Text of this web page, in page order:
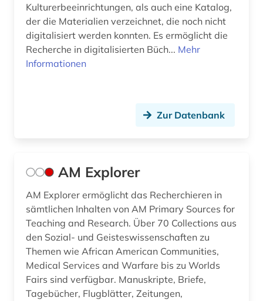
geografie (4)
geographie (2)
germanistik (2)
geschichte (77)
geschichte 1000-2000 (1)
geschichte 1025-1150 (1)
Kulturerbeeinrichtungen, als auch eine Katalog,
der die Materialien verzeichnet, die noch nicht
digitalisiert werden konnten. Es ermöglicht die
Recherche in digitalisierten Büch... Mehr
Informationen
Zur Datenbank
AM Explorer
AM Explorer ermöglicht das Recherchieren in
sämtlichen Inhalten von AM Primary Sources for
Teaching and Research. Über 70 Collections aus
den Sozial- und Geisteswissenschaften zu
Themen wie African American Communities,
Medical Services and Warfare bis zu Worlds
Fairs sind verfügbar. Manuskripte, Briefe,
Tagebücher, Flugblätter, Zeitungen,